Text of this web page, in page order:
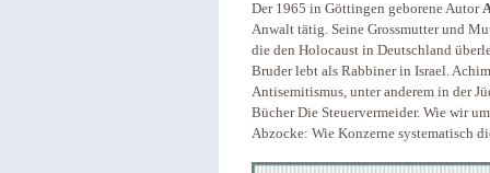
Der 1965 in Göttingen geborene Autor
Anwalt tätig. Seine Grossmutter und
die den Holocaust in Deutschland
Bruder lebt als Rabbiner in Israel.
Antisemitismus, unter anderem in der
Bücher Die Steuervermeider. Wie wir
Abzocke: Wie Konzerne systematisch